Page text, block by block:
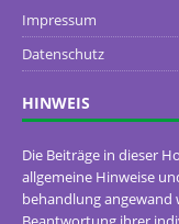
Impressum
Datenschutz
HINWEIS
Die Beiträge in dieser
allgemeine Hinweise
behandlung angewand